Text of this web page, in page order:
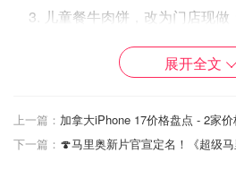
儿童餐牛肉饼，改为门店现做
儿童餐鳕鱼条，改为原切大黄
烤羊肉串，改为门店现切、现
猪排烩酸菜里的猪排，改为生
酥皮肉夹馍的卤肉，改为生肉
展开全文
上一篇：
下一篇：